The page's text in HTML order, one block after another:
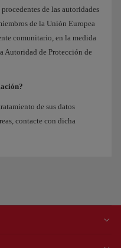
de las autoridades
de la Unión Europea
comunitario, en la medida
Autoridad de Protección de
de sus datos
contacte con dicha